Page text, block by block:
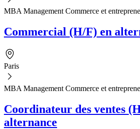
MBA Management Commerce et
Commercial (H/F) en
Paris
MBA Management Commerce et
Coordinateur des ventes
alternance